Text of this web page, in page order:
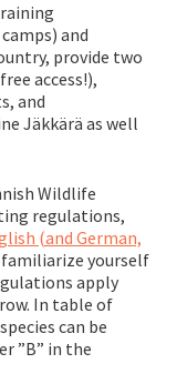
and
provide two
access!),
and
Jäkkärä as well
Wildlife
regulations,
(and German,
familiarize yourself
apply
In table of
can be
”B” in the